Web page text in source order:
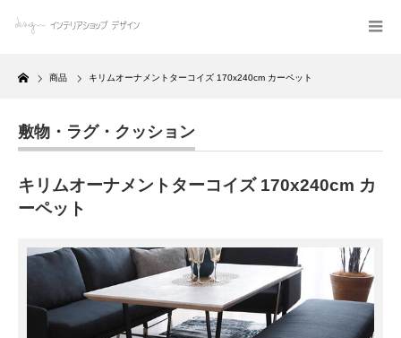
Home
商品 キリムオーナメントターコイズ 170x240cm カーペット
敷物・ラグ・クッション
キリムオーナメントターコイズ 170x240cm カ
ーペット